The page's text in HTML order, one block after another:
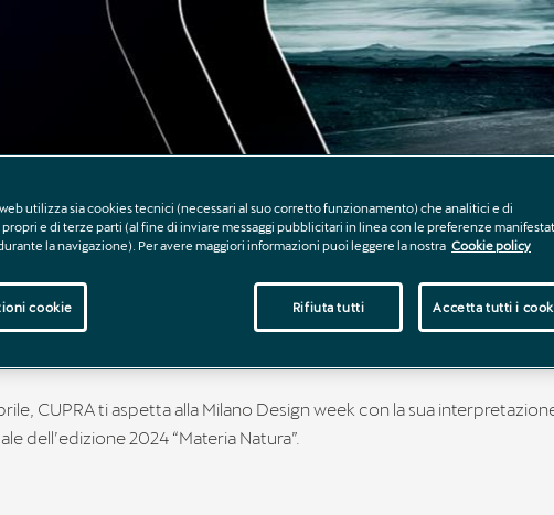
X MILANO DESIGN
CUPRA ti aspetta alla Milano Design week con la sua
dell’edizione 2024 “Materia Natura”.
utilizza sia cookies tecnici (necessari al suo corretto funzionamento) che analitici e di
e di terze parti (al fine di inviare messaggi pubblicitari in linea con le preferenze
la navigazione). Per avere maggiori informazioni puoi leggere la nostra Cookie policy
Rifiuta tutti Accetta tutti i
cookie